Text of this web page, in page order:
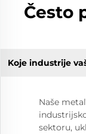
Često
Koje industrije
Naše
sektoru,